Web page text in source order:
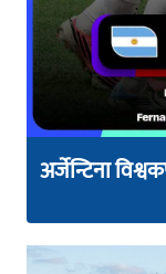
अर्जेन्टिना